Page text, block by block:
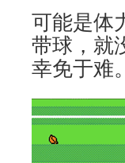
可能是体
带球，就
幸免于难。